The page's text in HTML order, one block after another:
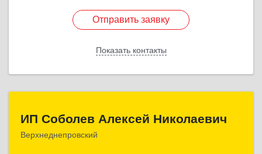
Отправить заявку
Показать контакты
Отправить заявку
Назад
ИП Соболев Алексей Николаевич
Верхнеднепровский